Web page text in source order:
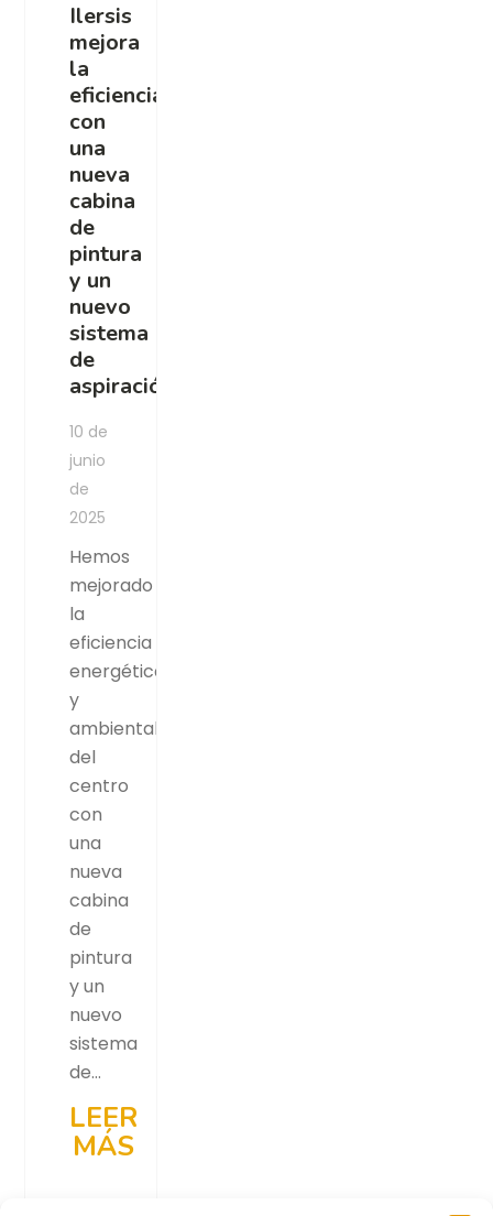
Ilersis
mejora
la
eficiencia
con
una
nueva
cabina
de
pintura
y un
nuevo
sistema
de
aspiración
10 de
junio
de
2025
Hemos
mejorado
la
eficiencia
energética
y
ambiental
del
centro
con
una
nueva
cabina
de
pintura
y un
nuevo
sistema
de…
LEER
MÁS